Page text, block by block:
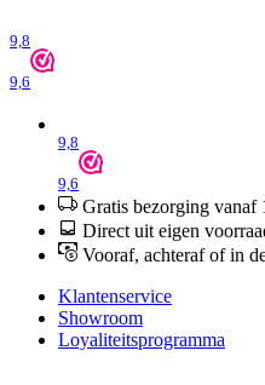
9,8
9,6
9,8
9,6
Gratis bezorging vanaf
Direct uit eigen
Vooraf, achteraf of in
Klantenservice
Showroom
Loyaliteitsprogramma